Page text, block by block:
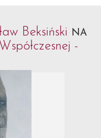
Beksiński
NA
-